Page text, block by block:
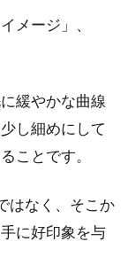
メージ」、
緩やかな曲線
し細めにして
ことです。
はなく、そこか
に好印象を与